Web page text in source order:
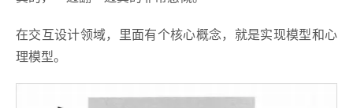
在交互设计领域，里面有个核心概念，就是实现模型和心
理模型。